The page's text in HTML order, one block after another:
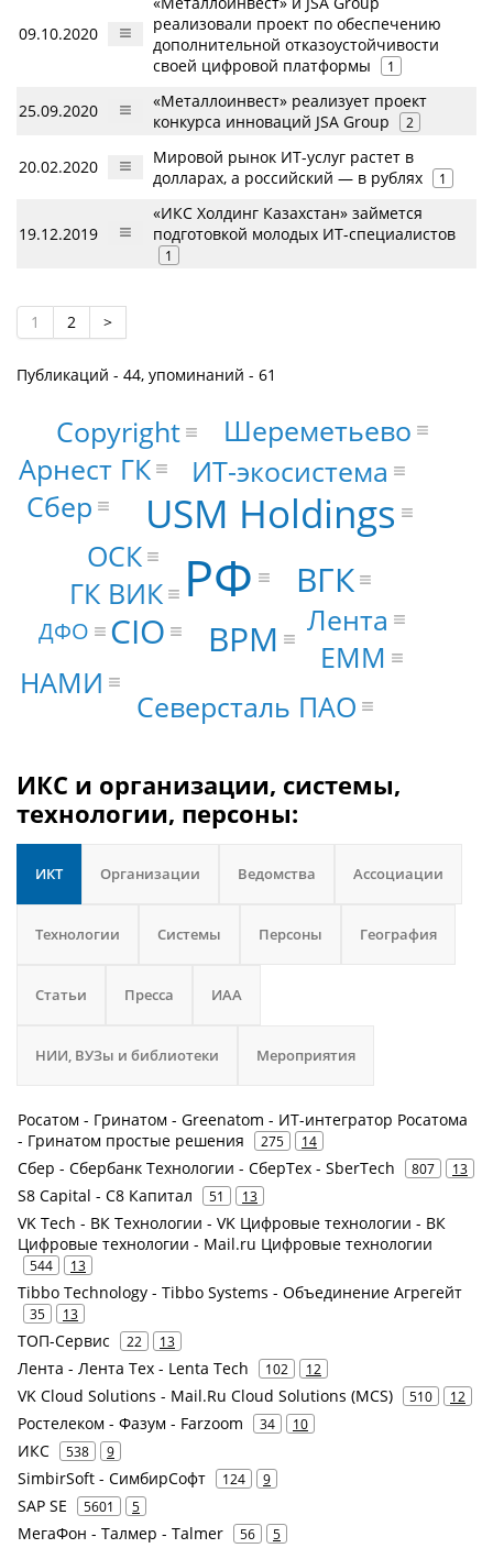
09.10.2020
реализовали проект по обеспечению
дополнительной отказоустойчивости
своей цифровой платформы
1
25.09.2020
«Металлоинвест» реализует проект
конкурса инноваций JSA Group
2
20.02.2020
Мировой рынок ИТ-услуг растет в
долларах, а российский — в рублях
1
19.12.2019
«ИКС Холдинг Казахстан» займется
подготовкой молодых ИТ-специалистов
1
1 2 >
Публикаций - 44, упоминаний - 61
РФ
USM Holdings
CIO BPM
ВГК
ОСК
ИТ-экосистема
EMM
Арнест ГК
Сбер
НАМИ
ГК ВИК
Северсталь ПАО
Шереметьево
Copyright
Лента
ДФО
ИКС и организации, системы,
технологии, персоны:
ИКТ Организации Ведомства Ассоциации
Технологии Системы Персоны География
Статьи Пресса ИАА
НИИ, ВУЗы и библиотеки Мероприятия
Росатом - Гринатом - Greenatom - ИТ-интегратор Росатома
- Гринатом простые решения
275 14
Сбер - Сбербанк Технологии - СберТех - SberTech 807 13
S8 Capital - С8 Капитал 51 13
VK Tech - ВК Технологии - VK Цифровые технологии - ВК
Цифровые технологии - Mail.ru Цифровые технологии
544 13
Tibbo Technology - Tibbo Systems - Объединение Агрегейт
35 13
ТОП-Сервис 22 13
Лента - Лента Тех - Lenta Tech 102 12
VK Cloud Solutions - Mail.Ru Cloud Solutions (MCS) 510 12
Ростелеком - Фазум - Farzoom 34 10
ИКС 538 9
SimbirSoft - СимбирСофт 124 9
SAP SE 5601 5
МегаФон - Талмер - Talmer 56 5